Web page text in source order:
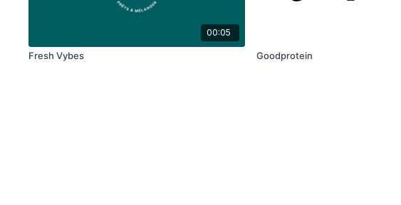
00:05
Fresh Vybes Goodprotein